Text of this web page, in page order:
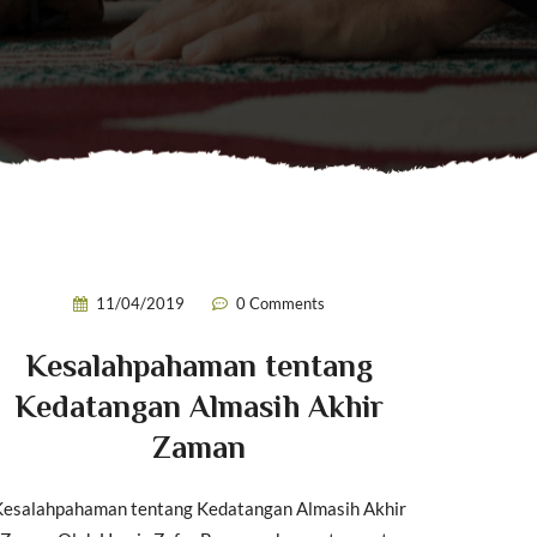
11/04/2019 0 Comments
Kesalahpahaman tentang
Kedatangan Almasih Akhir
Zaman
tentang Kedatangan Almasih Akhir